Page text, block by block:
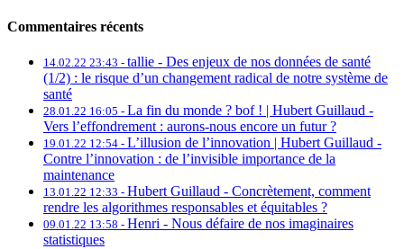
Commentaires récents
14.02.22 23:43 - tallie - Des enjeux de nos données de santé
(1/2) : le risque d’un changement radical de notre système de
santé
28.01.22 16:05 - La fin du monde ? bof ! | Hubert Guillaud -
Vers l’effondrement : aurons-nous encore un futur ?
19.01.22 12:54 - L’illusion de l’innovation | Hubert Guillaud -
Contre l’innovation : de l’invisible importance de la
maintenance
13.01.22 12:33 - Hubert Guillaud - Concrètement, comment
rendre les algorithmes responsables et équitables ?
09.01.22 13:58 - Henri - Nous défaire de nos imaginaires
statistiques